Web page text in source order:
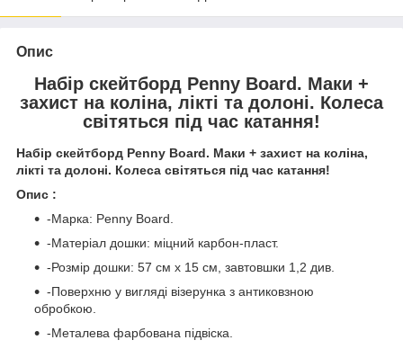
Опис
Набір скейтборд Penny Board. Маки +
захист на коліна, лікті та долоні. Колеса
світяться під час катання!
Набір скейтборд Penny Board. Маки + захист на коліна,
лікті та долоні. Колеса світяться під час катання!
Опис :
-Марка: Penny Board.
-Матеріал дошки: міцний карбон-пласт.
-Розмір дошки: 57 см х 15 см, завтовшки 1,2 див.
-Поверхню у вигляді візерунка з антиковзною
обробкою.
-Металева фарбована підвіска.